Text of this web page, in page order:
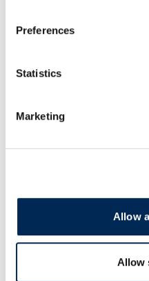
Preferences
Statistics
Marketing
Allow
Allow
时间的优化管理和全面
联